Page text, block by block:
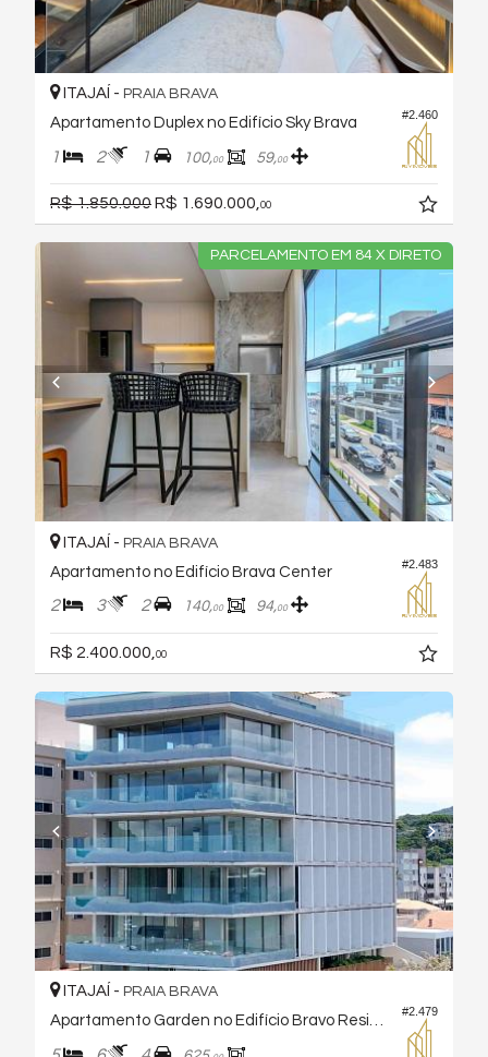
#2.460
ITAJAÍ - PRAIA BRAVA
Apartamento Duplex no Edifício Sky Brava
1 2 1 100,00 59,00
R$ 1.850.000R$ 1.690.000,00
PARCELAMENTO EM 84 X DIRETO
#2.483
ITAJAÍ - PRAIA BRAVA
Apartamento no Edifício Brava Center
2 3 2 140,00 94,00
R$ 2.400.000, 00
#2.479
ITAJAÍ - PRAIA BRAVA
Apartamento Garden no Edifício Bravo Residences